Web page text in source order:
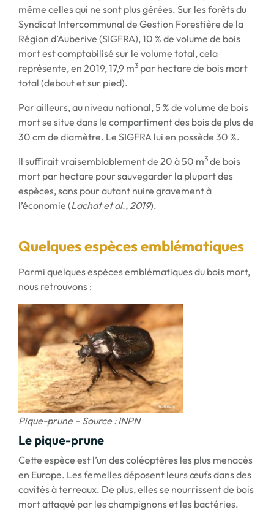
même celles qui ne sont plus gérées. Sur les forêts du
Syndicat Intercommunal de Gestion Forestière de la
Région d’Auberive (SIGFRA), 10 % de volume de bois
mort est comptabilisé sur le volume total, cela
représente, en 2019, 17,9 m3 par hectare de bois mort
total (debout et sur pied).
Par ailleurs, au niveau national, 5 % de volume de bois
mort se situe dans le compartiment des bois de plus de
30 cm de diamètre. Le SIGFRA lui en possède 30 %.
Il suffirait vraisemblablement de 20 à 50 m3 de bois
mort par hectare pour sauvegarder la plupart des
espèces, sans pour autant nuire gravement à
l’économie (Lachat et al., 2019).
Quelques espèces emblématiques
Parmi quelques espèces emblématiques du bois mort,
nous retrouvons :
Pique-prune – Source : INPN
Le pique-prune
Cette espèce est l’un des coléoptères les plus menacés
en Europe. Les femelles déposent leurs œufs dans des
cavités à terreaux. De plus, elles se nourrissent de bois
mort attaqué par les champignons et les bactéries.